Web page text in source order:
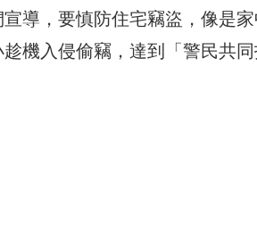
導，要慎防住宅竊盜，像是
機入侵偷竊，達到「警民共